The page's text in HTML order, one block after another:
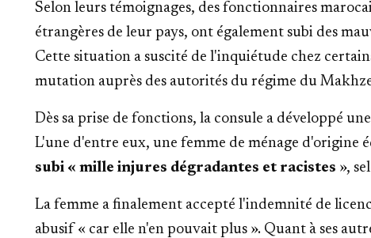
Selon leurs témoignages, des fonctionnaires
étrangères de leur pays, ont également subi des
Cette situation a suscité de l'inquiétude chez
mutation auprès des autorités du régime du
Dès sa prise de fonctions, la consule a développé
L'une d'entre eux, une femme de ménage d'origine
subi « mille injures dégradantes et racistes »,
La femme a finalement accepté l'indemnité de
abusif « car elle n'en pouvait plus ». Quant à ses